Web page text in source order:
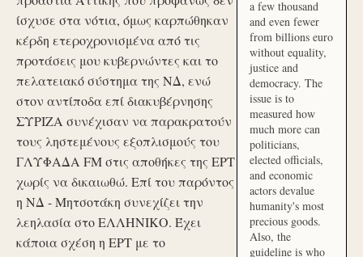
ίσχυσε στα νότια, όμως καρπώθηκαν
κέρδη ετεροχρονισμένα από τις
προτάσεις μου κυβερνώντες και το
πελατειακό σύστημα της ΝΔ, ενώ
στον αντίποδα επί διακυβέρνησης
ΣΥΡΙΖΑ συνέχισαν να παρακρατούν
τους ληστεμένους εξοπλισμούς του
ΓΛΥΦΑΔΑ FM στις αποθήκες της ΕΡΤ
χωρίς να δικαιωθώ. Επί του παρόντος
η ΝΔ - Μητσοτάκη συνεχίζει την
λεηλασία στο ΕΛΛΗΝΙΚΟ. Έχει
κάποια σχέση η ΕΡΤ με το
a few thousand
and even fewer
from billions euro
without equality,
justice and
democracy. The
issue is to
measured how
much more can
politicians,
elected officials,
and economic
actors devalue
humanity's most
precious goods.
Also, the
guideline is who